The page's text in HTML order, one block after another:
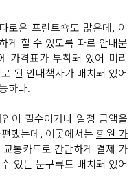
로운 프린트숍도 많은데, 이
게 할 수 있도록 따로 안내문
가격표가 부착돼 있어 미리
된 안내책자가 배치돼 있어
하다.
이 필수이거나 일정 금액을
했는데, 이곳에서는 회원 가
통카드로 간단하게 결제 가
있는 문구류도 배치돼 있어